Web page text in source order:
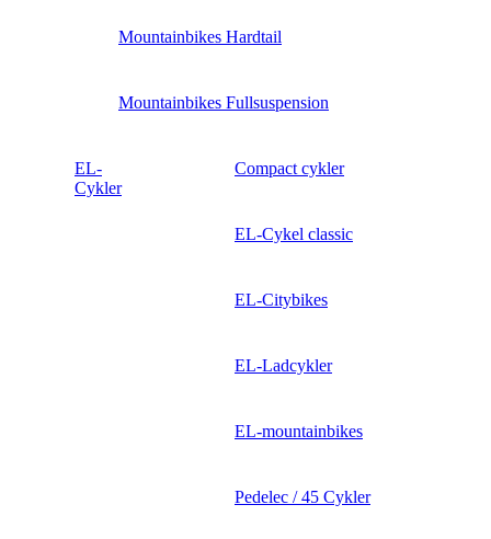
Mountainbikes Hardtail
Mountainbikes Fullsuspension
EL-
Cykler
Compact cykler
EL-Cykel classic
EL-Citybikes
EL-Ladcykler
EL-mountainbikes
Pedelec / 45 Cykler